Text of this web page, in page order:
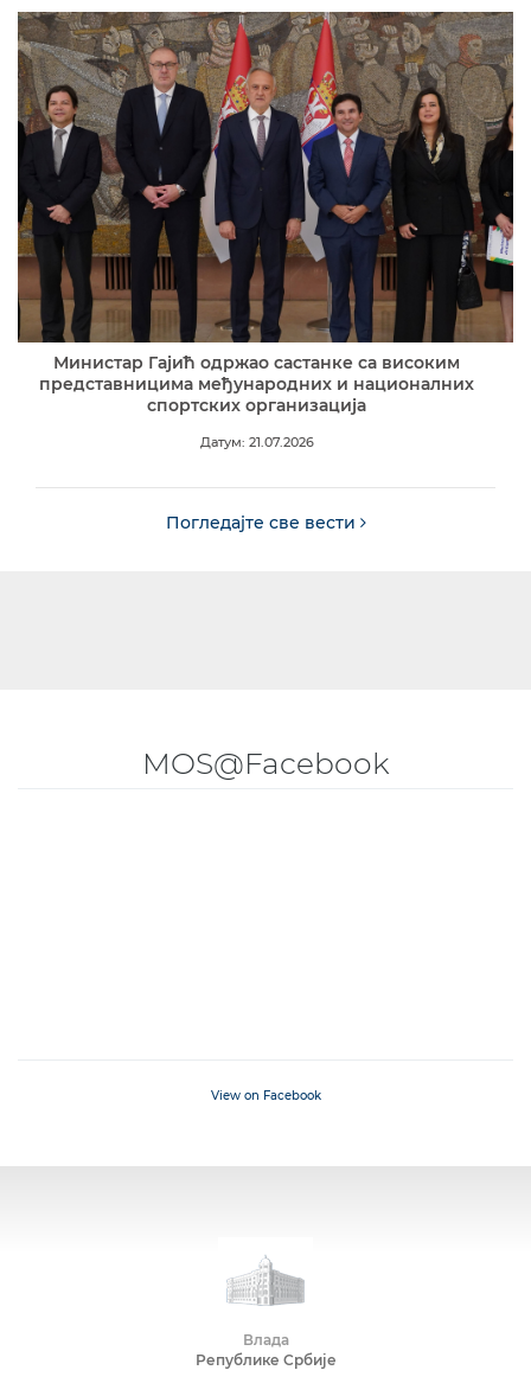
Министар Гајић одржао састанке са високим
представницима међународних и националних
спортских организација
Датум: 21.07.2026
Погледајте све вести
MOS@Facebook
View on Facebook
Влада
Републике Србије